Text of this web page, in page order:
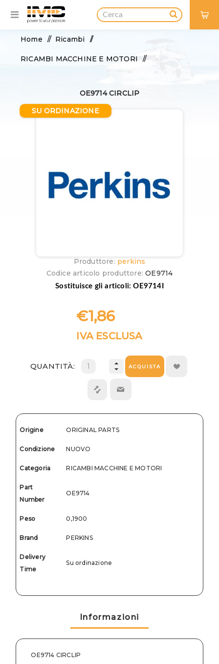
Home / Ricambi /
RICAMBI MACCHINE E MOTORI /
OE9714 CIRCLIP
SU ORDINAZIONE
Produttore: perkins
Codice articolo produttore: OE9714
Sostituisce gli articoli: OE9714I
€1,86
IVA ESCLUSA
QUANTITÀ: ACQUISTA
Origine ORIGINAL PARTS
Condizione NUOVO
Categoria RICAMBI MACCHINE E MOTORI
Part
Number
OE9714
Peso 0,1900
Brand PERKINS
Delivery
Time
Su ordinazione
Informazioni
OE9714 CIRCLIP